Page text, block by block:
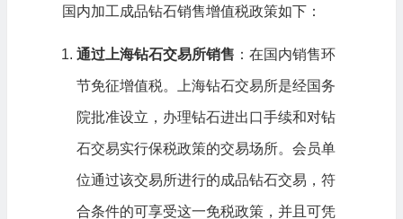
国内加工成品钻石销售增值税政策如下：
通过上海钻石交易所销售 ：在国内销售环
节免征增值税。上海钻石交易所是经国务
院批准设立，办理钻石进出口手续和对钻
石交易实行保税政策的交易场所。会员单
位通过该交易所进行的成品钻石交易，符
合条件的可享受这一免税政策，并且可凭